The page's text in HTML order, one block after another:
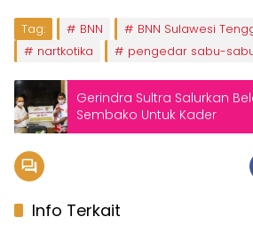
Tag: BNN
BNN Sulawesi
nartkotika
pengedar sabu-
Gerindra Sultra Salurkan
Sembako Untuk Kader
Info Terkait